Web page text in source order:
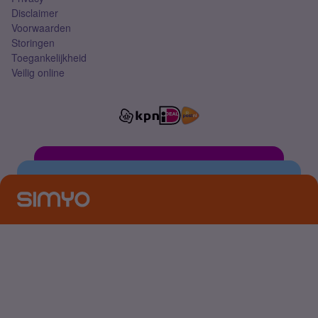
Disclaimer
Voorwaarden
Storingen
Toegankelijkheid
Veilig online